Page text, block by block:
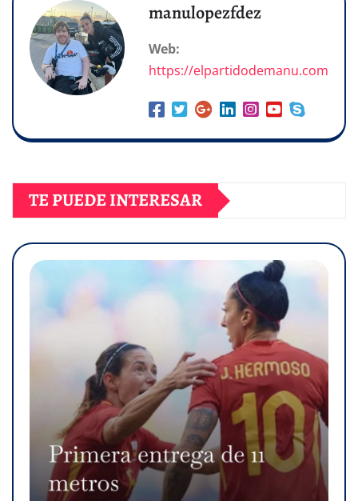
manulopezfdez
Web:
https://elpartidodemanu.com
TE PUEDE INTERESAR